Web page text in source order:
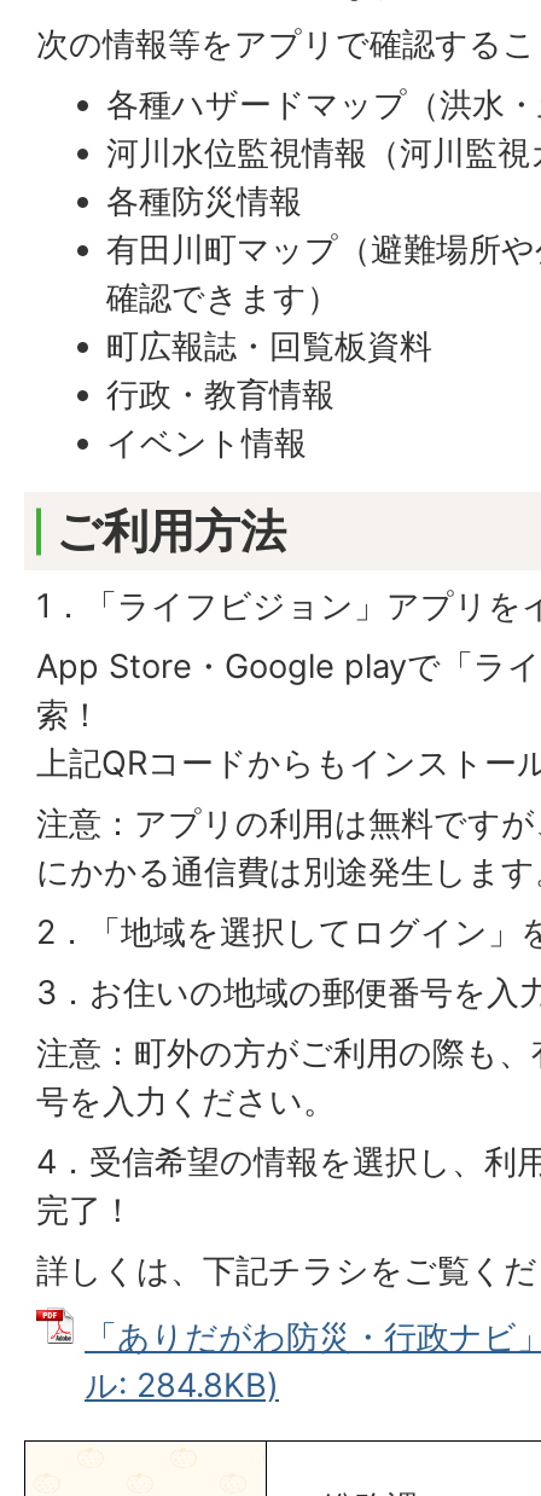
次の情報等をアプリで確認する
各種ハザードマップ（洪水
河川水位監視情報（河川監
各種防災情報
有田川町マップ（避難場所
確認できます）
町広報誌・回覧板資料
行政・教育情報
イベント情報
ご利用方法
1．「ライフビジョン」アプリを
App Store・Google playで「ラ
索！
上記QRコードからもインストー
注意：アプリの利用は無料です
にかかる通信費は別途発生しま
2．「地域を選択してログイン」
3．お住いの地域の郵便番号を入
注意：町外の方がご利用の際も
号を入力ください。
4．受信希望の情報を選択し、利
完了！
詳しくは、下記チラシをご覧く
「ありだがわ防災・行政ナビ
ル: 284.8KB)